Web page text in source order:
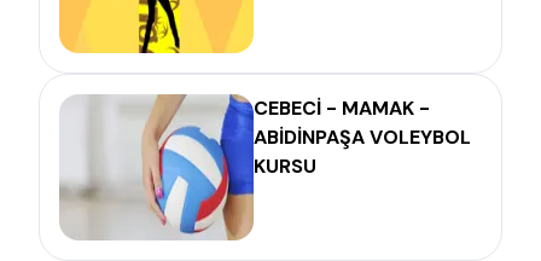
CEBECİ - MAMAK -
ABİDİNPAŞA VOLEYBOL
KURSU